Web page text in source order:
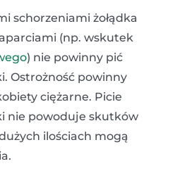
schorzeniami żołądka
(np. wskutek
) nie powinny pić
Ostrożność powinny
ciężarne. Picie
nie powoduje skutków
ilościach mogą